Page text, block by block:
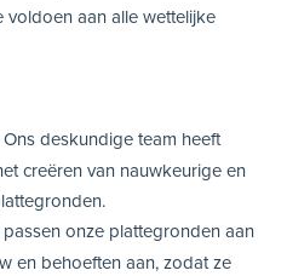
aan alle wettelijke
Ons deskundige team heeft
creëren van nauwkeurige en
passen onze plattegronden aan
en behoeften aan, zodat ze